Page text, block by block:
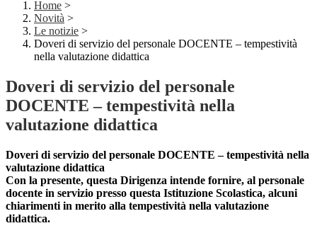
Home >
Novità >
Le notizie >
Doveri di servizio del personale DOCENTE – tempestività
nella valutazione didattica
Doveri di servizio del personale
DOCENTE – tempestività nella
valutazione didattica
Doveri di servizio del personale DOCENTE – tempestività nella
valutazione didattica
Con la presente, questa Dirigenza intende fornire, al personale
docente in servizio presso questa Istituzione Scolastica, alcuni
chiarimenti in merito alla tempestività nella valutazione
didattica.